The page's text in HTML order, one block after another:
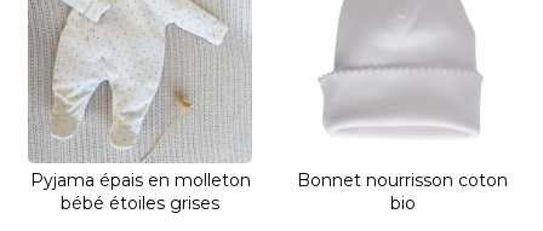
Pyjama épais en molleton
bébé étoiles grises
Bonnet nourrisson coton
bio